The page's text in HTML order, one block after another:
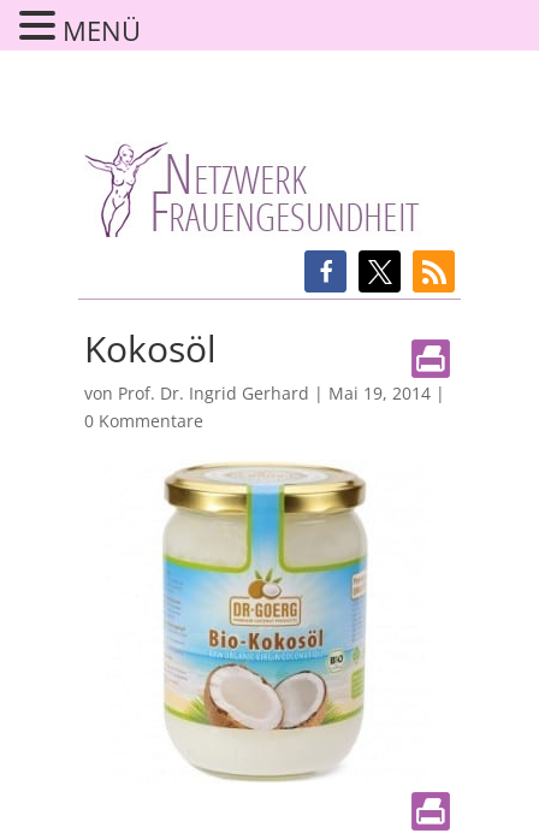
Kokosöl
von Prof. Dr. Ingrid Gerhard | Mai 19, 2014|
0 Kommentare
MENÜ